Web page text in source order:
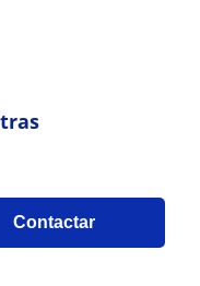
Contactar